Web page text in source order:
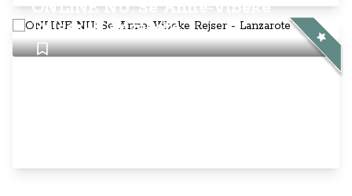
ONLINE NU: Se Anne-Vibeke
Rejser - Lanzarote